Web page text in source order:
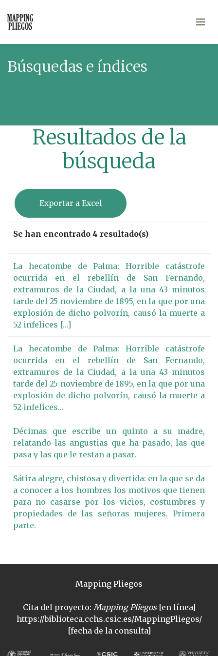
Búsquedas e índices
Resultados de la
búsqueda
Exportar a Excel
Se han encontrado 4 resultado(s)
La hecatombe de Palma: Horrible catástrofe
ocurrida en el rebellín de San Fernando,
extramuros de la Ciudad, a la una 43 minutos
tarde del 25 noviembre de 1895, en la que por una
explosión de dicho polvorín, causó la muerte a
52 infelices […]
La hecatombe de Palma: Horrible catástrofe
ocurrida en el rebellín de San Fernando,
extramuros de la Ciudad, a la una 43 minutos
tarde del 25 noviembre de 1895, en la que por una
explosión de dicho polvorín, causó la muerte a
52 infelices…
Décimas que escribe un quinto a su madre,
relatando las angustias que ha pasado, las que
pasa y las que le restan a pasar.
Sátira alegre, chistosa y divertida: en la que se da
a conocer a los hombres los motivos que tienen
para no casarse por los vicios, costumbres y
propiedades de las señoras mujeres. Primera
parte.
Mapping Pliegos
Cita del proyecto: Mapping Pliegos[en línea]
https://biblioteca.cchs.csic.es/MappingPliegos/
[fecha de la consulta]